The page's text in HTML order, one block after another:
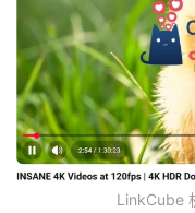
LinkCube